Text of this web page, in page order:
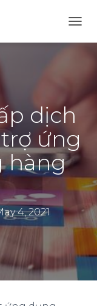
O
I
G
A
I
O
N
dịch
ứng
hàng
4, 2021